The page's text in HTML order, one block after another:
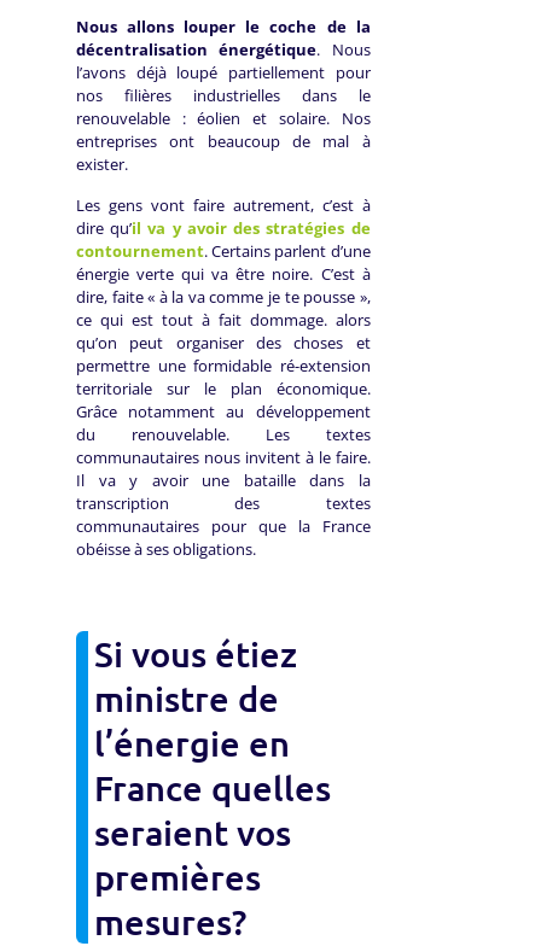
Nous allons louper le coche de la
décentralisation énergétique. Nous
l’avons déjà loupé partiellement pour
nos filières industrielles dans le
renouvelable : éolien et solaire. Nos
entreprises ont beaucoup de mal à
exister.
Les gens vont faire autrement, c’est à
dire qu’il va y avoir des stratégies de
contournement. Certains parlent d’une
énergie verte qui va être noire. C’est à
dire, faite « à la va comme je te pousse »,
ce qui est tout à fait dommage. alors
qu’on peut organiser des choses et
permettre une formidable ré-extension
territoriale sur le plan économique.
Grâce notamment au développement
du renouvelable. Les textes
communautaires nous invitent à le faire.
Il va y avoir une bataille dans la
transcription des textes
communautaires pour que la France
obéisse à ses obligations.
Si vous étiez
ministre de
l’énergie en
France quelles
seraient vos
premières
mesures?